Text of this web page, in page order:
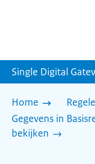
Single Digital
Home
Gegevens in
bekijken